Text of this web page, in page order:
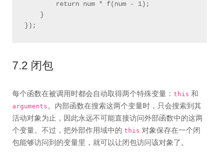
7.2 闭包
每个函数在被调用时都会自动取得两个特殊变量： this 和
arguments。内部函数在搜索这两个变量时，只会搜索到其
活动对象为止，因此永远不可能直接访问外部函数中的这两
个变量。不过，把外部作用域中的 this 对象保存在一个闭
包能够访问到的变量里，就可以让闭包访问该对象了。